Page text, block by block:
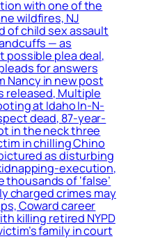
with one of the
wildfires, NJ
of child sex assault
— as
plea deal,
for answers
Nancy in new post
released, Multiple
at Idaho In-N-
dead, 87-year-
in the neck three
in chilling Chino
as disturbing
execution,
thousands of ‘false’
charged crimes may
Coward career
killing retired NYPD
family in court